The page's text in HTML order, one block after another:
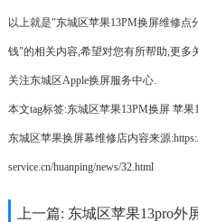
以上就是"东城区苹果13PM换屏维修点
钱"的相关内容,希望对您有所帮助,更多
关注东城区Apple换屏服务中心.
本文tag标签:东城区苹果13PM换屏 苹果
东城区苹果换屏幕维修店内容来源
service.cn/huanping/news/32.html
上一篇: 东城区苹果13pro外